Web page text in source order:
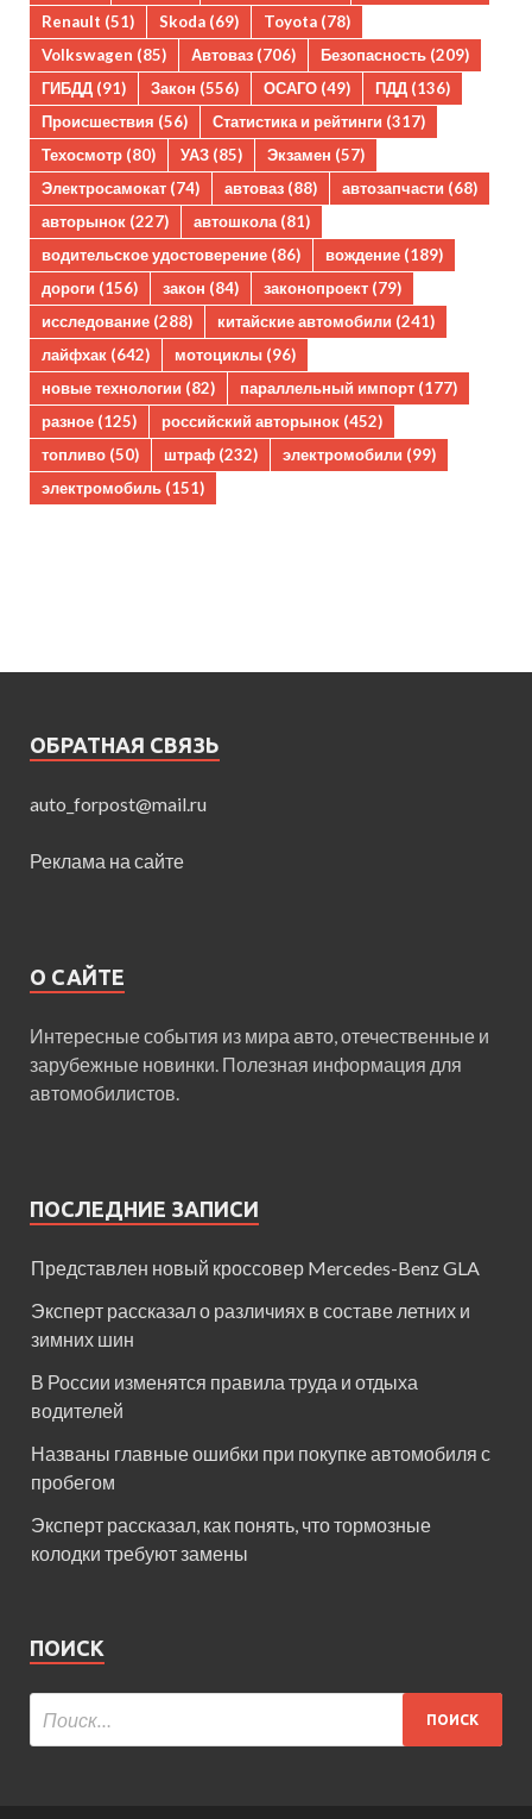
Renault (51) Skoda (69) Toyota (78)
Volkswagen (85) Автоваз (706) Безопасность (209)
ГИБДД (91) Закон (556) ОСАГО (49) ПДД (136)
Происшествия (56) Статистика и рейтинги (317)
Техосмотр (80) УАЗ (85) Экзамен (57)
Электросамокат (74) автоваз (88) автозапчасти (68)
авторынок (227) автошкола(81)
водительское удостоверение (86) вождение (189)
дороги (156) закон (84) законопроект (79)
исследование (288) китайские автомобили (241)
лайфхак (642) мотоциклы (96)
новые технологии (82) параллельный импорт (177)
разное (125) российский авторынок (452)
топливо (50) штраф (232) электромобили (99)
электромобиль (151)
ОБРАТНАЯ СВЯЗЬ
auto_forpost@mail.ru
Реклама на сайте
О САЙТЕ
Интересные события из мира авто, отечественные и
зарубежные новинки. Полезная информация для
автомобилистов.
ПОСЛЕДНИЕ ЗАПИСИ
Представлен новый кроссовер Mercedes-Benz GLA
Эксперт рассказал о различиях в составе летних и
зимних шин
В России изменятся правила труда и отдыха
водителей
Названы главные ошибки при покупке автомобиля с
пробегом
Эксперт рассказал, как понять, что тормозные
колодки требуют замены
ПОИСК